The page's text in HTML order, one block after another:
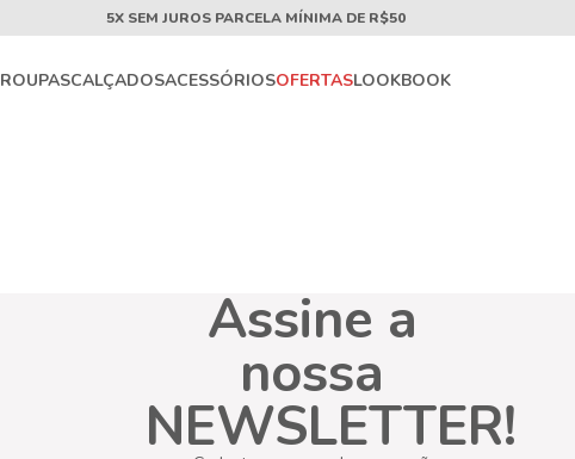
5X SEM JUROS PARCELA MÍNIMA DE R$50
ROUPASCALÇADOSACESSÓRIOSOFERTASLOOKBOOK
Assine a
nossa
NEWSLETTER!